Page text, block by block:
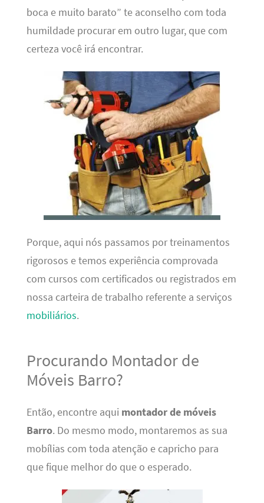
boca e muito barato” te aconselho com toda
humildade procurar em outro lugar, que com
certeza você irá encontrar.
Porque, aqui nós passamos por treinamentos
rigorosos e temos experiência comprovada
com cursos com certificados ou registrados em
nossa carteira de trabalho referente a serviços
mobiliários.
Procurando Montador de
Móveis Barro?
Então, encontre aqui montador de móveis
Barro. Do mesmo modo, montaremos as sua
mobílias com toda atenção e capricho para
que fique melhor do que o esperado.